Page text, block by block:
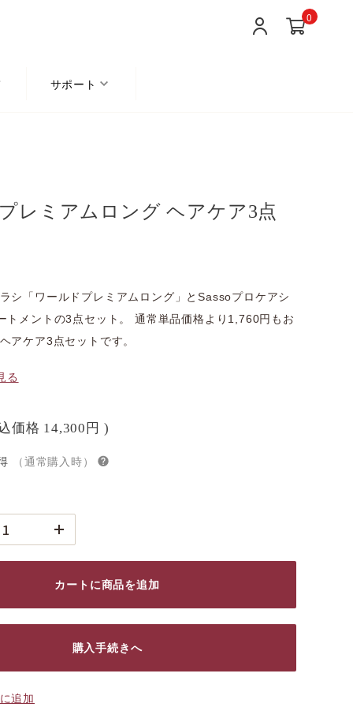
0
サポート
レミアムロング ヘアケア3点
シ「ワールドプレミアムロング」とSassoプロケアシ
トメントの3点セット。 通常単品価格より1,760円もお
アケア3点セットです。
る
価格 14,300円 )
（通常購入時）
カートに商品を追加
購入手続きへ
追加